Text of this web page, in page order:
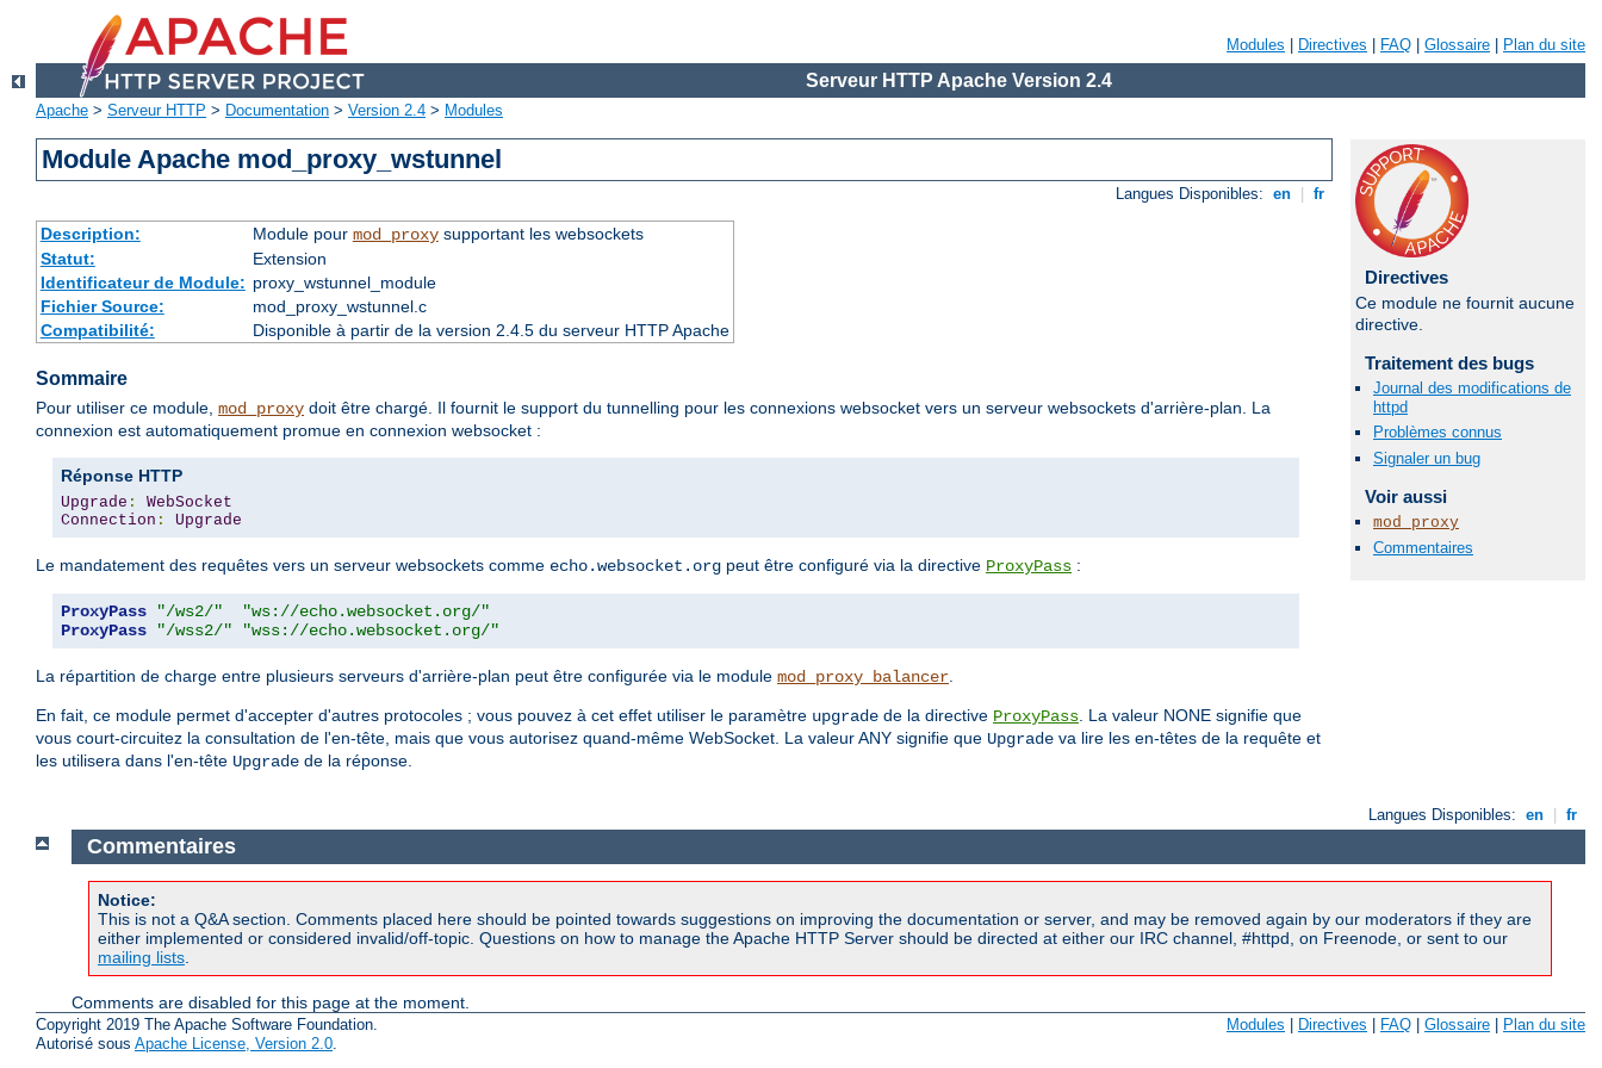
Modules Directives FAQ Glossaire Plan du site
Serveur HTTP Apache Version 2.4
Apache > Serveur HTTP > Documentation > Version 2.4 > Modules
Module Apache mod_proxy_wstunnel
Langues Disponibles: en fr
Description: Module pour mod_proxysupportant les websockets
Statut:
Extension
Identificateur de Module: proxy_wstunnel_module
Fichier Source:
mod_proxy_wstunnel.c
Compatibilité:
Disponible à partir de la version 2.4.5 du serveur HTTP Apache
Sommaire
Pour utiliser ce module, mod_proxy doit être chargé. Il fournit le support du tunnelling pour les connexions websocket vers un serveur websockets d'arrière-plan. La
connexion est automatiquement promue en connexion websocket :
Réponse HTTP
Upgrade :
WebSocket
Connection : Upgrade
Le mandatement des requêtes vers un serveur websockets comme echo.websocket.org peut être configuré via la directive ProxyPass :
ProxyPass "/ws2/"
"ws://echo.websocket.org/"
ProxyPass
"/wss2/" "wss://echo.websocket.org/"
La répartition de charge entre plusieurs serveurs d'arrière-plan peut être configurée via le module mod_proxy_balancer.
En fait, ce module permet d'accepter d'autres protocoles ; vous pouvez à cet effet utiliser le paramètre upgrade de la directive ProxyPass. La valeur NONE signifie que
vous court-circuitez la consultation de l'en-tête, mais que vous autorisez quand-même WebSocket. La valeur ANY signifie que Upgrade va lire les en-têtes de la requête et
les utilisera dans l'en-tête Upgrade de la réponse.
Directives
Ce module ne fournit aucune
directive.
Traitement des bugs
Journal des modifications de
httpd
Problèmes connus
Signaler un bug
Voir aussi
mod_proxy
Commentaires
Langues Disponibles: en fr
Commentaires
Notice:
This is not a Q&A section. Comments placed here should be pointed towards suggestions on improving the documentation or server, and may be removed again by our moderators if they are
either implemented or considered invalid/off-topic. Questions on how to manage the Apache HTTP Server should be directed at either our IRC channel, #httpd, on Freenode, or sent to our
mailing lists
Comments are disabled for this page at the moment.
Copyright 2019 The Apache Software Foundation.
Autorisé sous Apache License, Version 2.0.
Modules Directives FAQ Glossaire Plan du site